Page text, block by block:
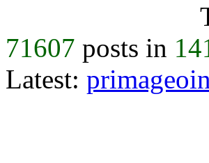
71607 posts in
Latest: